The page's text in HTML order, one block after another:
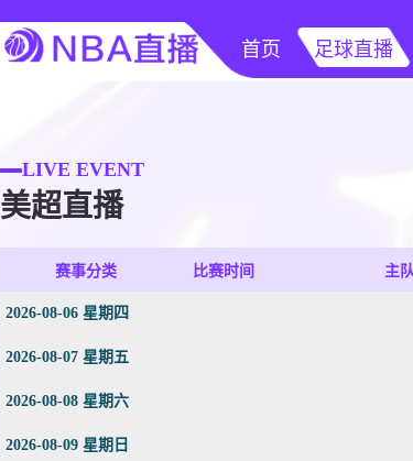
首页 足球直播
LIVE EVENT
美超直播
赛事分类 比赛时间 主
2026-08-06 星期四
2026-08-07 星期五
2026-08-08 星期六
2026-08-09 星期日